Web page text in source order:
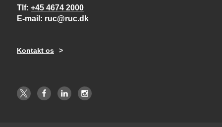
Tlf +45 4674 2000
E-mail
ruc@ruc.dk
Kontakt os